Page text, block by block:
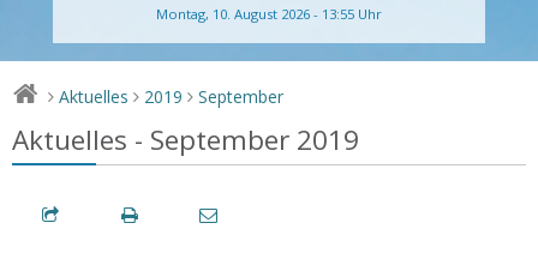
Montag, 10. August 2026 - 13:55 Uhr
> Aktuelles > 2019 > September
Aktuelles - September 2019